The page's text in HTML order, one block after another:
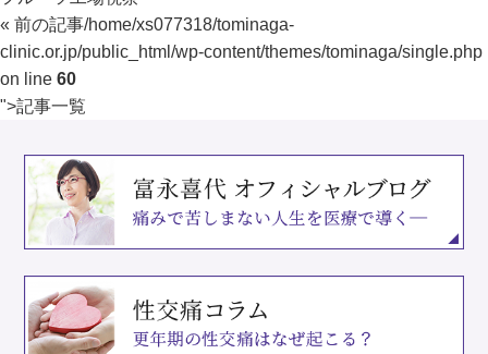
« 前の記事/home/xs077318/tominaga-
clinic.or.jp/public_html/wp-content/themes/tominaga/single.php
on line 60
">記事一覧